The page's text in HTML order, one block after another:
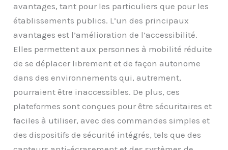
avantages, tant pour les particuliers que pour les
établissements publics. L’un des principaux
avantages est l’amélioration de l’accessibilité.
Elles permettent aux personnes à mobilité réduite
de se déplacer librement et de façon autonome
dans des environnements qui, autrement,
pourraient être inaccessibles. De plus, ces
plateformes sont conçues pour être sécuritaires et
faciles à utiliser, avec des commandes simples et
des dispositifs de sécurité intégrés, tels que des